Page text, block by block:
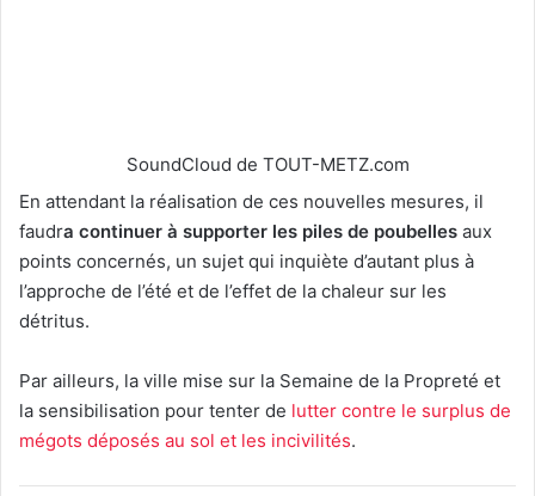
SoundCloud de TOUT-METZ.com
En attendant la réalisation de ces nouvelles mesures, il
faudra continuer à supporter les piles de poubelles aux
points concernés, un sujet qui inquiète d’autant plus à
l’approche de l’été et de l’effet de la chaleur sur les
détritus.
Par ailleurs, la ville mise sur la Semaine de la Propreté et
la sensibilisation pour tenter de lutter contre le surplus de
mégots déposés au sol et les incivilités.